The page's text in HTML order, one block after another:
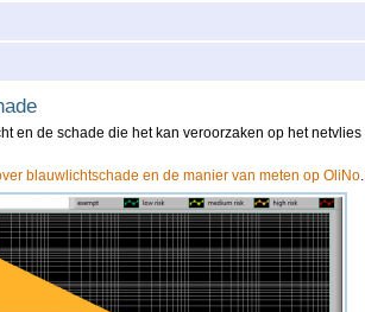
en de schade die het kan veroorzaken op het
blauwlichtschade en de manier van meten op OliNo.